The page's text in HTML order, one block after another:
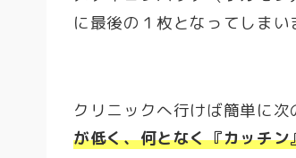
に最後の１枚となってしまい
クリニックへ行けば簡単に
が低く、何となく『カッチン